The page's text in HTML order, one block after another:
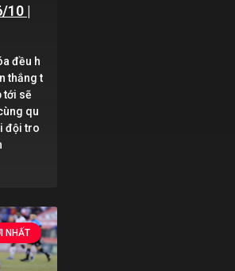
10 |
đều h
thắng t
tới sẽ
qu
đội tro
NHẤT